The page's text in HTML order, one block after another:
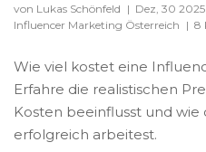
von Lukas Schönfeld | Dez, 30 2025
Influencer Marketing Österreich | 8
Wie viel kostet eine
Erfahre die realistischen
Kosten beeinflusst und
erfolgreich arbeitest.